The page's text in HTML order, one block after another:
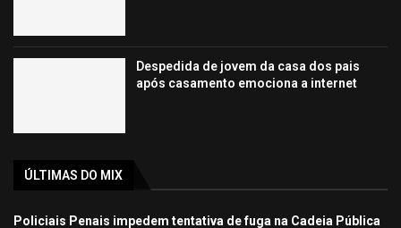
Despedida de jovem da casa dos pais
após casamento emociona a internet
ÚLTIMAS DO MIX
Policiais Penais impedem tentativa de fuga na Cadeia Pública